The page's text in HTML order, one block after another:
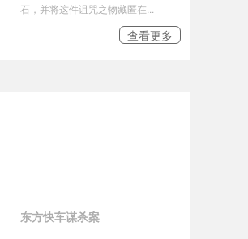
石，并将这件诅咒之物藏匿在...
查看更多
东方快车谋杀案